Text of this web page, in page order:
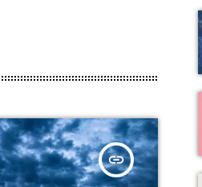
insert_link